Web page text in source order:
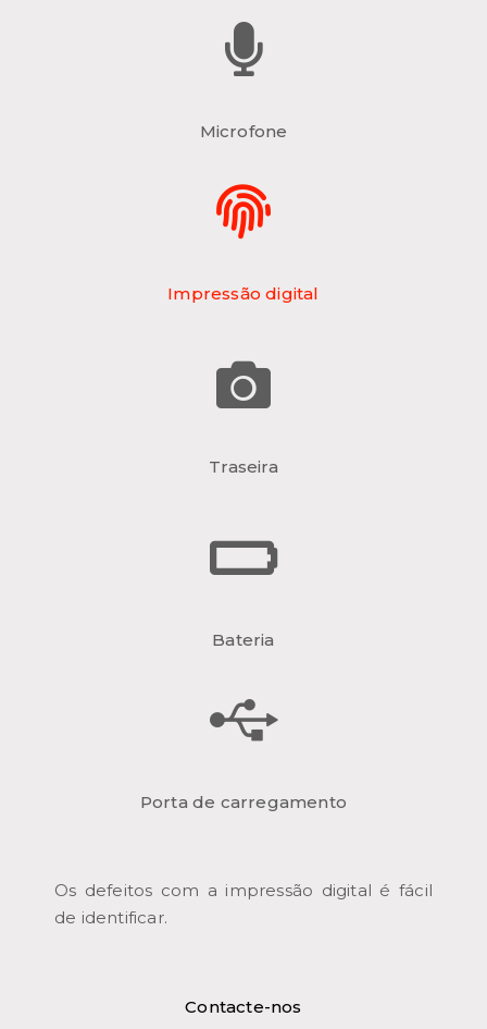
Microfone
Impressão digital
Traseira
Bateria
Porta de carregamento
Os defeitos com a impressão digital é fácil
de identificar.
Contacte-nos